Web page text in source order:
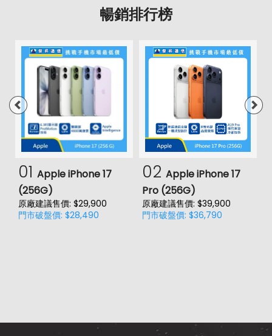
暢銷排行榜
01 Apple iPhone 17
(256G)
原廠建議售價: $29,900
門市破盤價: $28,490
02 Apple iPhone 17
Pro (256G)
原廠建議售價: $39,900
門市破盤價: $36,790